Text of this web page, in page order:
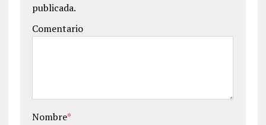
publicada.
Comentario
Nombre*